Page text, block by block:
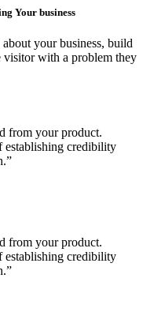
Your business
your business, build
visitor with a problem they
from your product.
establishing credibility
from your product.
establishing credibility